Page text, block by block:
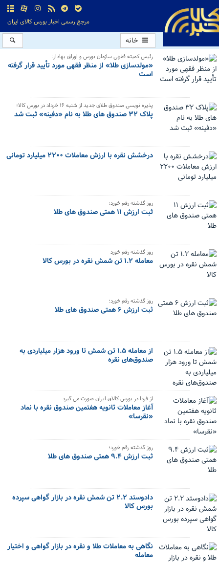
مرجع رسمی اخبار بورس کالای ایران
خانه
رئیس کمیته فقهی سازمان بورس و اوراق بهادار:
«مولدسازی طلا» از منظر فقهی مورد تأیید قرار گرفته
است
پذیره نویسی صندوق طلای جدید از شنبه ۱۶ خرداد در بورس کالا؛
پلاک ۳۲ صندوق های طلا به نام «دفینه» ثبت شد
درخشش نقره با ارزش معاملات ۲۲۰۰ میلیارد تومانی
روز گذشته رقم خورد؛
ثبت ارزش ۱۱ همتی صندوق های طلا
روز گذشته رقم خورد
معامله ۱.۲ تن شمش نقره در بورس کالا
روز گذشته رقم خورد؛
ثبت ارزش ۶ همتی صندوق های طلا
از معامله ۱.۵ تن شمش تا ورود هزار میلیاردی به
صندوق‌های نقره
از فردا در بورس کالای ایران صورت می گیرد
آغاز معاملات ثانویه هفتمین صندوق نقره با نماد
«نقرسا»
روز گذشته رقم خورد؛
ثبت ارزش ۹.۴ همتی صندوق های طلا
دادوستد ۲.۲ تن شمش نقره در بازار گواهی سپرده
بورس کالا
نگاهی به معاملات طلا و نقره در بازار گواهی و اختیار
معامله